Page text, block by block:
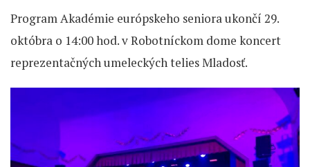
Program Akadémie európskeho seniora ukončí 29.
októbra o 14:00 hod. v Robotníckom dome koncert
reprezentačných umeleckých telies Mladosť.